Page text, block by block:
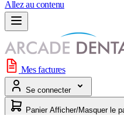
Allez au contenu
Mes factures
Se connecter
Panier